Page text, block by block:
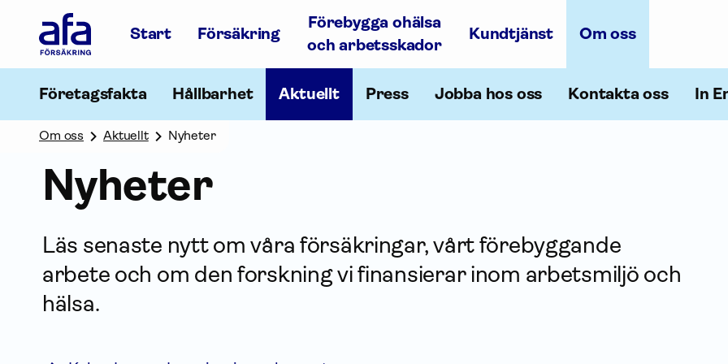
Försäkring
Gå
startsidan
Start Försäkring
Förebygga ohälsa
och arbetsskador
Kundtjänst Om oss
Företagsfakta Hållbarhet Aktuellt Press Jobba hos oss Kontakta oss In
Om oss Aktuellt Nyheter
Nyheter
Läs senaste nytt om våra försäk­ringar, vårt förebyggande
arbete och om den forskning vi finansierar inom arbetsmiljö och
hälsa.